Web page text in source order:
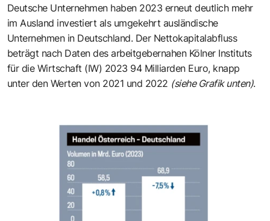
Deutsche Unternehmen haben 2023 erneut deutlich mehr
im Ausland investiert als umgekehrt ausländische
Unternehmen in Deutschland. Der Nettokapitalabfluss
beträgt nach Daten des arbeitgebernahen Kölner Instituts
für die Wirtschaft (IW) 2023 94 Milliarden Euro, knapp
unter den Werten von 2021 und 2022 (siehe Grafik unten).